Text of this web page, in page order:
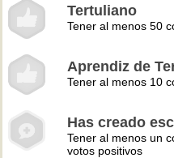
Tertuliano
Tener al menos 50
Aprendiz de
Tener al menos 10
Has creado
Tener al menos un
votos positivos